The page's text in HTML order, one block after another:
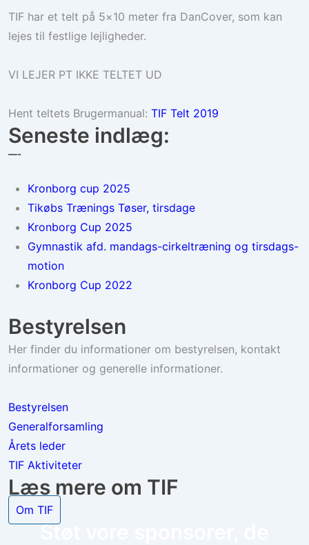
TIF har et telt på 5×10 meter fra DanCover, som kan
lejes til festlige lejligheder.
VI LEJER PT IKKE TELTET UD
Hent teltets Brugermanual: TIF Telt 2019
Seneste indlæg:
—-
Kronborg cup 2025
Tikøbs Trænings Tøser, tirsdage
Kronborg Cup 2025
Gymnastik afd. mandags-cirkeltræning og tirsdags-
motion
Kronborg Cup 2022
Bestyrelsen
Her finder du informationer om bestyrelsen, kontakt
informationer og generelle informationer.
Bestyrelsen
Generalforsamling
Årets leder
TIF Aktiviteter
Læs mere om TIF
Om TIF
Støt vore sponsorer, de